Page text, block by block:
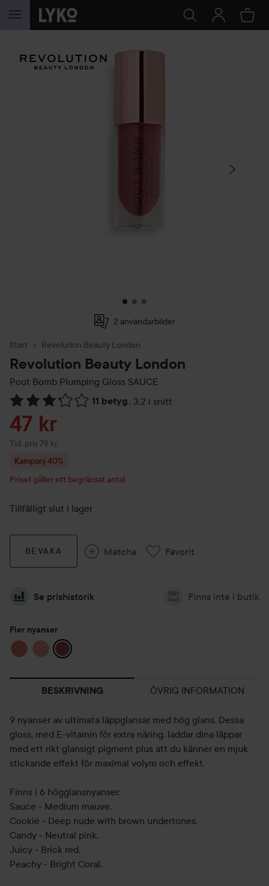
HOPPA TILL INNEHÅLLET
HOPPA ÖVER SEKTIONEN
2 användarbilder
Start Revolution Beauty London
Revolution Beauty London
Pout Bomb Plumping Gloss SAUCE
11 betyg , 3.2 i snitt
Hoppa till Betyg & kommentarer
Reapris
47 kr
Tid. pris 79 kr
Tidigare pris 79 kr
Kampanj 40%
Priset gäller ett begränsat antal
Tillfälligt slut i lager
BEVAKA Matcha Favorit
Se prishistorik Finns inte i butik
Fler nyanser
BESKRIVNING ÖVRIG INFORMATION
9 nyanser av ultimata läppglansar med hög glans. Dessa
gloss, med E-vitamin för extra näring, laddar dina läppar
med ett rikt glansigt pigment plus att du känner en mjuk
stickande effekt för maximal volym och effekt.
Finns i 6 högglansnyanser:
Sauce - Medium mauve.
Cookie - Deep nude with brown undertones.
Candy - Neutral pink.
Juicy - Brick red.
Peachy - Bright Coral.